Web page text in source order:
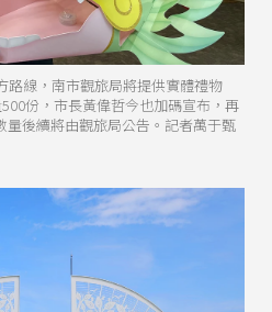
路線，南市觀旅局將提供實體禮物
份，市長黃偉哲今也加碼宣布，再
量後續將由觀旅局公告。記者萬于甄